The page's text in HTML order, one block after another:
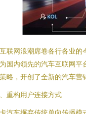
联网浪潮席卷各行各业的
国内领先的汽车互联网平
略，开创了全新的汽车营
重构用户连接方式
汽车摒弃传统单向传播模